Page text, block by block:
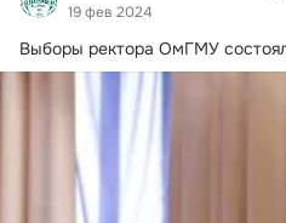
19 фев 2024
Выборы ректора ОмГМУ